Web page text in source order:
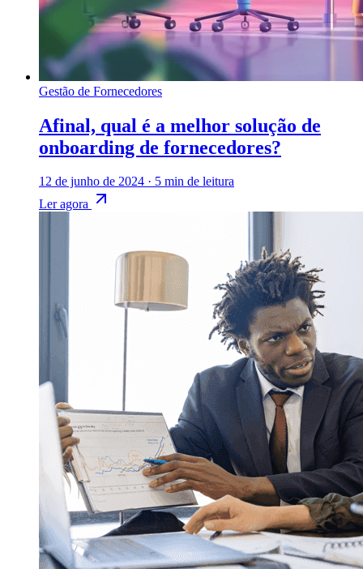
Gestão de Fornecedores
Afinal, qual é a melhor solução de
onboarding de fornecedores?
12 de junho de 2024 · 5 min de leitura
Ler agora